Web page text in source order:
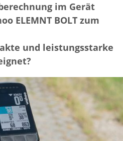
im Gerät
ELEMNT BOLT zum
und leistungsstarke